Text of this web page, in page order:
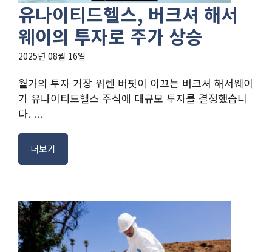
유나이티드헬스, 버크셔 해서
웨이의 투자로 주가 상승
2025년 08월 16일
월가의 투자 거장 워렌 버핏이 이끄는 버크셔 해서웨이
가 유나이티드헬스 주식에 대규모 투자를 결정했습니
다. ...
더보기